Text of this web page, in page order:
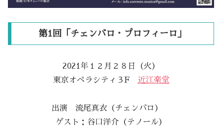
第1回「チェンバロ・プロフィーロ」
2021年１２月２８日（火）
東京オペラシティ３F 近江楽堂
出演 流尾真衣（チェンバロ）
ゲスト：谷口洋介（テノール）